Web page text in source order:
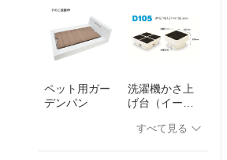
ペット用ガー
デンパン
洗濯機かさ上
げ台（イージ
すべて見る
防水パン(排水口なし) TP640-NW1/TP